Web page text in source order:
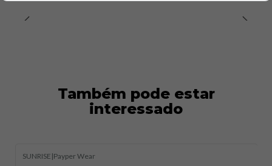
Também pode estar
interessado
SUNRISE |Payper Wear